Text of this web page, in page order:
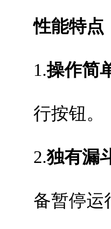
性能特点
1.操作简
行按钮。
2.独有漏
备暂停运